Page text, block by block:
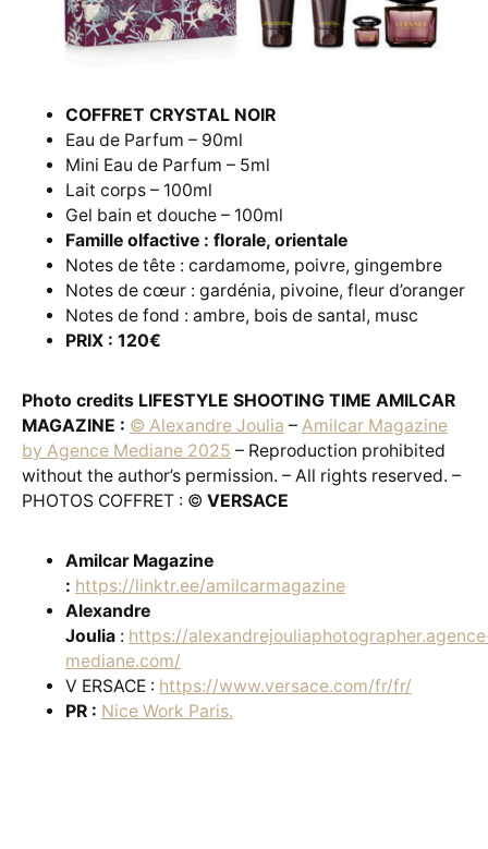
COFFRET CRYSTAL NOIR
Eau de Parfum – 90ml
Mini Eau de Parfum – 5ml
Lait corps – 100ml
Gel bain et douche – 100ml
Famille olfactive : florale, orientale
Notes de tête : cardamome, poivre, gingembre
Notes de cœur : gardénia, pivoine, fleur d’oranger
Notes de fond : ambre, bois de santal, musc
PRIX : 120€
Photo credits LIFESTYLE SHOOTING TIME AMILCAR
MAGAZINE : © Alexandre Joulia – Amilcar Magazine
by Agence Mediane 2025 – Reproduction prohibited
without the author’s permission. – All rights reserved. –
PHOTOS COFFRET : © VERSACE
Amilcar Magazine
: https://linktr.ee/amilcarmagazine
Alexandre
Joulia : https://
mediane.com/
V ERSACE : https://www.versace.com/fr/fr/
PR : Nice Work Paris.